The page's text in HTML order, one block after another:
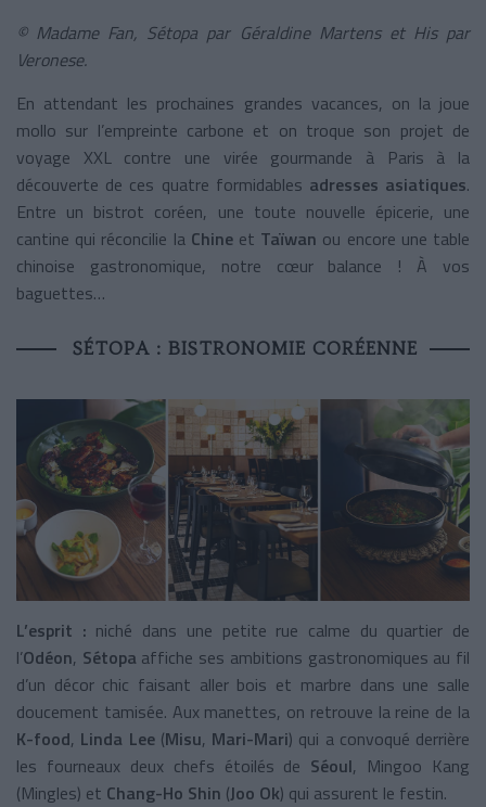
© Madame Fan, Sétopa par Géraldine Martens et His par
Veronese.
En attendant les prochaines grandes vacances, on la joue
mollo sur l’empreinte carbone et on troque son projet de
voyage XXL contre une virée gourmande à Paris à la
découverte de ces quatre formidables adresses asiatiques.
Entre un bistrot coréen, une toute nouvelle épicerie, une
cantine qui réconcilie la Chine et Taïwan ou encore une table
chinoise gastronomique, notre cœur balance ! À vos
baguettes…
SÉTOPA : BISTRONOMIE CORÉENNE
L’esprit : niché dans une petite rue calme du quartier de
l’Odéon, Sétopa affiche ses ambitions gastronomiques au fil
d’un décor chic faisant aller bois et marbre dans une salle
doucement tamisée. Aux manettes, on retrouve la reine de la
K-food, Linda Lee(Misu, Mari-Mari) qui a convoqué derrière
les fourneaux deux chefs étoilés de Séoul, Mingoo Kang
(Mingles) et Chang-Ho Shin (Joo Ok) qui assurent le festin.